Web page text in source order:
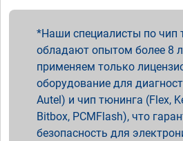
Наши специалисты по чип
обладают опытом более 8
применяем только
оборудование для
Autel) и чип тюнинга (Flex,
Bitbox, PCMFlash), что
безопасность для